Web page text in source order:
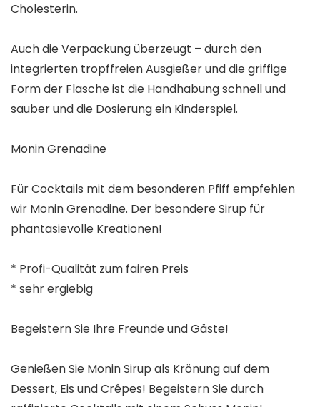
Cholesterin.
Auch die Verpackung überzeugt – durch den
integrierten tropffreien Ausgießer und die griffige
Form der Flasche ist die Handhabung schnell und
sauber und die Dosierung ein Kinderspiel.
Monin Grenadine
Für Cocktails mit dem besonderen Pfiff empfehlen
wir Monin Grenadine. Der besondere Sirup für
phantasievolle Kreationen!
* Profi-Qualität zum fairen Preis
* sehr ergiebig
Begeistern Sie Ihre Freunde und Gäste!
Genießen Sie Monin Sirup als Krönung auf dem
Dessert, Eis und Crêpes! Begeistern Sie durch